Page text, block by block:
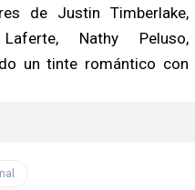
de Justin Timberlake,
Nathy Peluso,
un tinte romántico con